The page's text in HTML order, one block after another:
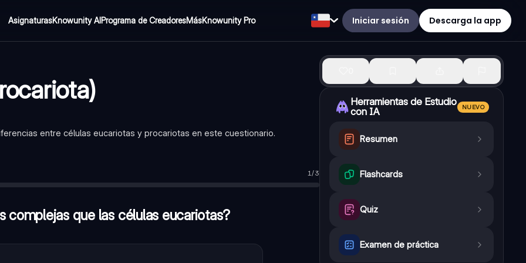
AsignaturasKnowunity AIPrograma de CreadoresMásKnowunity Pro Iniciar sesión Descarga la app
entre células eucariotas y procariotas en este cuestionario.
1/3
complejas que las células eucariotas?
—Nucleoide
Herramientas de Estudio
con IA
NUEVO
Resumen
Flashcards
Quiz
Examen de práctica